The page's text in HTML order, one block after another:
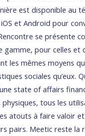
est disponible au
et Android pour
se présente
gamme, pour celles et
les mêmes moyens
sociales qu’eux.
state of affairs
tous les
atouts à faire valoir et
pairs. Meetic reste la